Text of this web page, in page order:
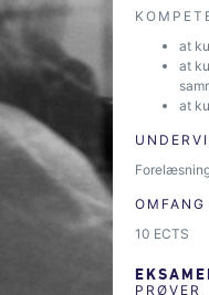
at
at
at
10 ECTS
PRØVER